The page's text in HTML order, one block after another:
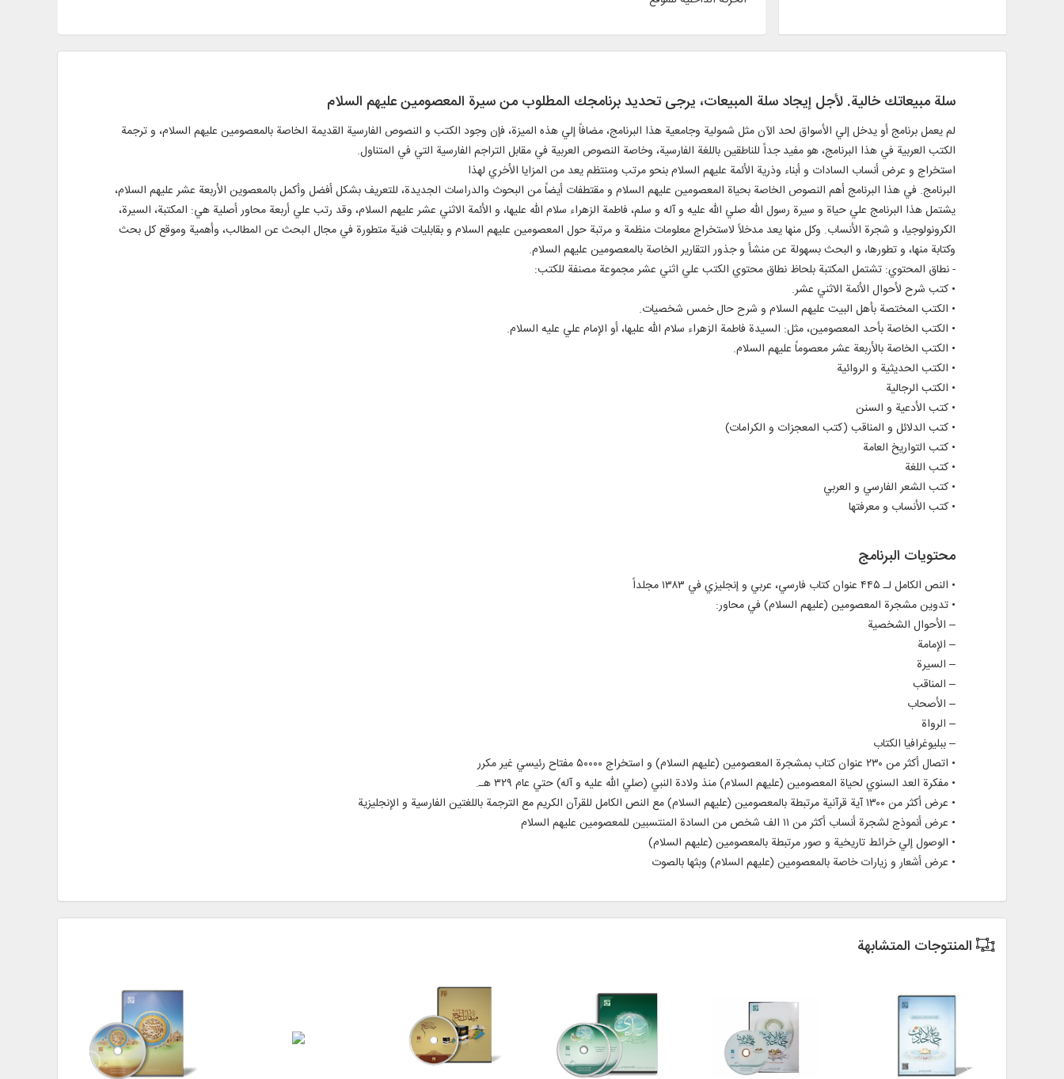
سلة مبيعاتك خالية. لأجل إيجاد سلة المبيعات، يرجی تحديد برنامجك المطلوب من سيرة المعصومين عليهم السلام
لم يعمل برنامج أو يدخل إلي الأسواق لحد الآن مثل شمولية وجامعية هذا البرنامج، مضافاً إلي هذه الميزة، فإن وجود الكتب و النصوص الفارسية القديمة الخاصة بالمعصومين عليهم السلام، و ترجمة
الكتب العربية في هذا البرنامج، هو مفيد جداً للناطقين باللغة الفارسية، وخاصة النصوص العربية في مقابل التراجم الفارسية التي في المتناول.
استخراج و عرض أنساب السادات و أبناء وذرية الأئمة عليهم السلام بنحو مرتب ومنتظم يعد من المزايا الأخري لهذا
البرنامج. في هذا البرنامج أهم النصوص الخاصة بحياة المعصومين عليهم السلام و مقتطفات أيضاً من البحوث والدراسات الجديدة، للتعريف بشكل أفضل وأكمل بالمعصوين الأربعة عشر عليهم السلام،
يشتمل هذا البرنامج علي حياة و سيرة رسول الله صلي الله عليه و آله و سلم، فاطمة الزهراء سلام الله عليها، و الأئمة الاثني عشر عليهم السلام، وقد رتب علي أربعة محاور أصلية هي: المكتبة، السيرة،
الكرونولوجيا، و شجرة الأنساب. وكل منها يعد مدخلاً لاستخراج معلومات منظمة و مرتبة حول المعصومين عليهم السلام و بقابليات فنية متطورة في مجال البحث عن المطالب، وأهمية وموقع كل بحث
وكتابة منها، و تطورها، و البحث بسهولة عن منشأ و جذور التقارير الخاصة بالمعصومين عليهم السلام.
- نطاق المحتوي: تشتمل المكتبة بلحاظ نطاق محتوي الكتب علي اثني عشر مجموعة مصنفة للكتب:
• كتب شرح لأحوال الأئمة الاثني عشر.
• الكتب المختصة بأهل البيت عليهم السلام و شرح حال خمس شخصيات.
• الكتب الخاصة بأحد المعصومين، مثل: السيدة فاطمة الزهراء سلام الله عليها، أو الإمام علي عليه السلام.
• الكتب الخاصة بالأربعة عشر معصوماً عليهم السلام.
• الكتب الحديثية و الروائية
• الكتب الرجالية
• كتب الأدعية و السنن
• كتب الدلائل و المناقب (كتب المعجزات و الكرامات)
• كتب التواريخ العامة
• كتب اللغة
• كتب الشعر الفارسي و العربي
• كتب الأنساب و معرفتها
محتويات البرنامج
• النص الكامل لـ ۴۴۵ عنوان كتاب فارسي، عربي و إنجليزي في ۱۳۸۳ مجلداً
• تدوين مشجرة المعصومين (عليهم السلام) في محاور:
– الأحوال الشخصية
– الإمامة
– السيرة
– المناقب
– الأصحاب
– الرواة
– ببليوغرافيا الكتاب
• اتصال أكثر من ۲۳۰ عنوان كتاب بمشجرة المعصومين (عليهم السلام) و استخراج ۵۰۰۰۰ مفتاح رئيسي غير مكرر
• مفكرة العد السنوي لحياة المعصومين (عليهم السلام) منذ ولادة النبي (صلي الله عليه و آله) حتي عام ۳۲۹ هـ.
• عرض أكثر من ۱۳۰۰ آية قرآنية مرتبطة بالمعصومين (عليهم السلام) مع النص الكامل للقرآن الكريم مع الترجمة باللغتين الفارسية و الإنجليزية
• عرض أنموذج لشجرة أنساب أكثر من ۱۱ الف شخص من السادة المنتسبين للمعصومين عليهم السلام
• الوصول إلي خرائط تاريخية و صور مرتبطة بالمعصومين (عليهم السلام)
• عرض أشعار و زيارات خاصة بالمعصومين (عليهم السلام) وبثها بالصوت
المنتوجات المتشابهة